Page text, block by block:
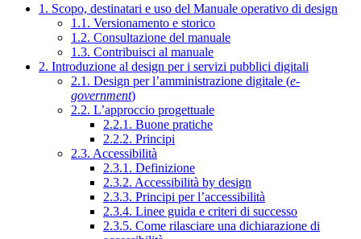
1. Scopo, destinatari e uso del Manuale operativo di design
1.1. Versionamento e storico
1.2. Consultazione del manuale
1.3. Contribuisci al manuale
2. Introduzione al design per i servizi pubblici digitali
2.1. Design per l’amministrazione digitale (e-
government)
2.2. L’approccio progettuale
2.2.1. Buone pratiche
2.2.2. Principi
2.3. Accessibilità
2.3.1. Definizione
2.3.2. Accessibilità by design
2.3.3. Principi per l’accessibilità
2.3.4. Linee guida e criteri di successo
2.3.5. Come rilasciare una dichiarazione di